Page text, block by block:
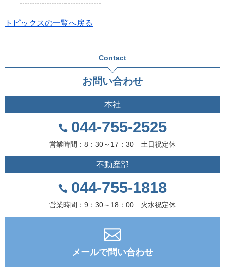
トピックスの一覧へ戻る
Contact
お問い合わせ
本社
044-755-2525
営業時間：8：30～17：30 土日祝定休
不動産部
044-755-1818
営業時間：9：30～18：00 火水祝定休
メールで問い合わせ